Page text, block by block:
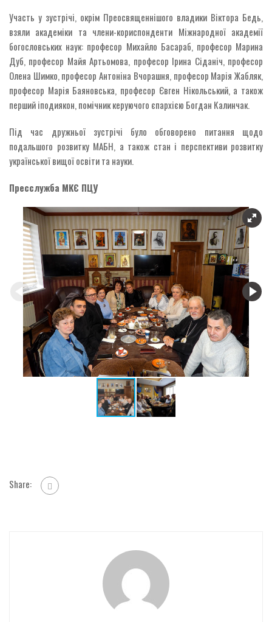
Участь у зустрічі, окрім Преосвященнішого владики Віктора Бедь,
взяли академіки та члени-кориспонденти Міжнародної академії
богословських наук: професор Михайло Басараб, професор Марина
Дуб, професор Майя Артьомова, професор Ірина Сіданіч, професор
Олена Шимко, професор Антоніна Вчорашня, професор Марія Жабляк,
професор Марія Баяновська, професор Євген Нікольський, а також
перший іподиякон, помічник керуючого єпархією Богдан Калинчак.
Під час дружньої зустрічі було обговорено питання щодо
подальшого розвитку МАБН, а також стан і перспективи розвитку
української вищої освіти та науки.
Пресслужба МКЄ ПЦУ
Share: